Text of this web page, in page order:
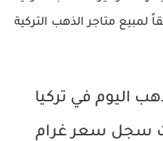
لمبيع متاجر الذهب التركية
اليوم في تركيا
سجل سعر غرام